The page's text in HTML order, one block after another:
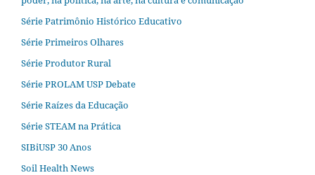
Série Patrimônio Histórico Educativo
Série Primeiros Olhares
Série Produtor Rural
Série PROLAM USP Debate
Série Raízes da Educação
Série STEAM na Prática
SIBiUSP 30 Anos
Soil Health News